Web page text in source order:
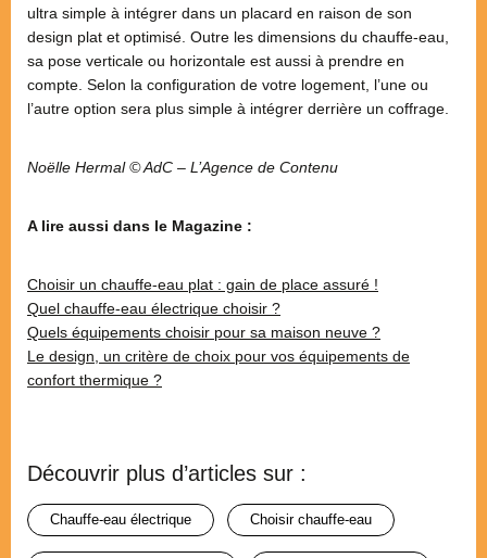
ultra simple à intégrer dans un placard en raison de son
design plat et optimisé. Outre les dimensions du chauffe-eau,
sa pose verticale ou horizontale est aussi à prendre en
compte. Selon la configuration de votre logement, l’une ou
l’autre option sera plus simple à intégrer derrière un coffrage.
Noëlle Hermal © AdC – L’Agence de Contenu
A lire aussi dans le Magazine :
Choisir un chauffe-eau plat : gain de place assuré !
Quel chauffe-eau électrique choisir ?
Quels équipements choisir pour sa maison neuve ?
Le design, un critère de choix pour vos équipements de
confort thermique ?
Découvrir plus d’articles sur :
chauffe-eau électrique choisir chauffe-eau